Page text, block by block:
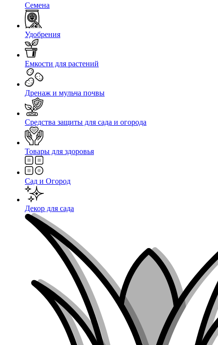
Семена
Удобрения
Емкости для растений
Дренаж и мульча почвы
Средства защиты для сада и огорода
Товары для здоровья
Сад и Огород
Декор для сада